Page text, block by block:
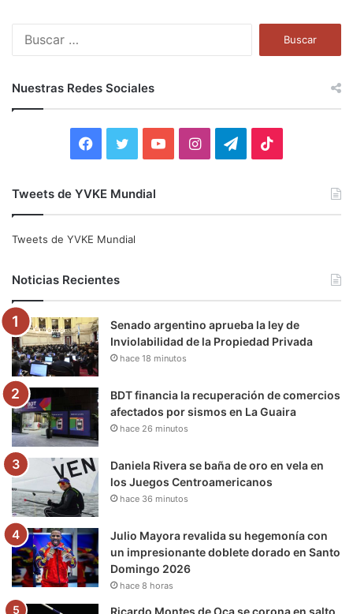
r
:
Nuestras Redes Sociales
e
o
o
k
t
e
r
b
e
I
g
r
m
r
a
k
Tweets de YVKE Mundial
Tweets de YVKE Mundial
Noticias Recientes
Senado argentino aprueba la ley de
Inviolabilidad de la Propiedad Privada
hace 18 minutos
BDT financia la recuperación de comercios
afectados por sismos en La Guaira
hace 26 minutos
Daniela Rivera se baña de oro en vela en
los Juegos Centroamericanos
hace 36 minutos
Julio Mayora revalida su hegemonía con
un impresionante doblete dorado en Santo
Domingo 2026
hace 8 horas
Ricardo Montes de Oca se corona en salto